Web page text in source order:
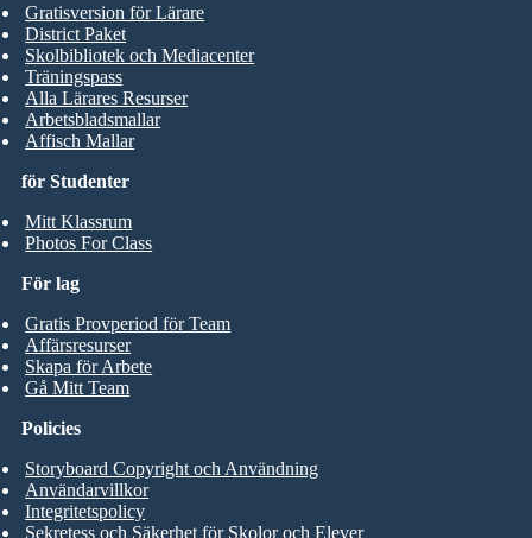
för Studenter
Mitt Klassrum
Photos For Class
Gratisversion för Lärare
District Paket
Skolbibliotek och Mediacenter
Träningspass
Alla Lärares Resurser
Arbetsbladsmallar
Affisch Mallar
För lag
Gratis Provperiod för Team
Affärsresurser
Skapa för Arbete
Gå Mitt Team
Policies
Storyboard Copyright och Användning
Användarvillkor
Integritetspolicy
Sekretess och Säkerhet för Skolor och Elever